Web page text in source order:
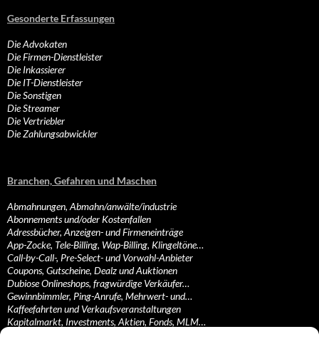
Gesonderte Erfassungen
Die Advokaten
Die Firmen-Dienstleister
Die Inkassierer
Die IT-Dienstleister
Die Sonstigen
Die Streamer
Die Vertriebler
Die Zahlungsabwickler
Branchen, Gefahren und Maschen
Abmahnungen, Abmahn/anwälte/industrie
Abonnements und/oder Kostenfallen
Adressbücher, Anzeigen- und Firmeneinträge
App-Zocke, Tele-Billing, Wap-Billing, Klingeltöne…
Call-by-Call-, Pre-Select- und Vorwahl-Anbieter
Coupons, Gutscheine, Dealz und Auktionen
Dubiose Onlineshops, fragwürdige Verkäufer…
Gewinnbimmler, Ping-Anrufe, Mehrwert- und…
Kaffeefahrten und Verkaufsveranstaltungen
Kapitalmarkt, Investments, Aktien, Fonds, MLM…